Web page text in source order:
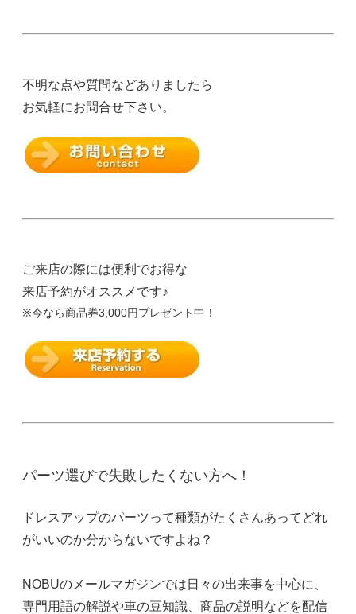
不明な点や質問などありましたら
お気軽にお問合せ下さい。
ご来店の際には便利でお得な
来店予約がオススメです♪
※今なら商品券3,000円プレゼント中！
パーツ選びで失敗したくない方へ！
ドレスアップのパーツって種類がたくさんあってどれ
がいいのか分からないですよね？
NOBUのメールマガジンでは日々の出来事を中心に、
専門用語の解説や車の豆知識、商品の説明などを配信